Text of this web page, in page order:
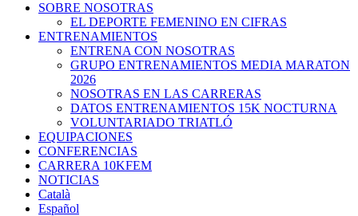
SOBRE NOSOTRAS
EL DEPORTE FEMENINO EN CIFRAS
ENTRENAMIENTOS
ENTRENA CON NOSOTRAS
GRUPO ENTRENAMIENTOS MEDIA MARATON
2026
NOSOTRAS EN LAS CARRERAS
DATOS ENTRENAMIENTOS 15K NOCTURNA
VOLUNTARIADO TRIATLÓ
EQUIPACIONES
CONFERENCIAS
CARRERA 10KFEM
NOTICIAS
Català
Español